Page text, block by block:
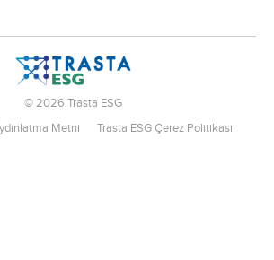
© 2026 Trasta ESG
Metni Trasta ESG Çerez Politikası